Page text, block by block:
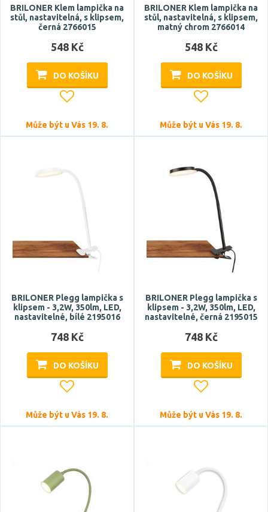
Výška
BRILONER Klem lampička na
stůl, nastavitelná, s klipsem,
černá 2766015
548 Kč
DO KOŠÍKU
Může být u Vás 19. 8.
BRILONER Klem lampička na
stůl, nastavitelná, s klipsem,
matný chrom 2766014
548 Kč
DO KOŠÍKU
Může být u Vás 19. 8.
BRILONER Plegg lampička s
klipsem - 3,2W, 350lm, LED,
nastavitelné, bílé 2195016
748 Kč
DO KOŠÍKU
Může být u Vás 19. 8.
BRILONER Plegg lampička s
klipsem - 3,2W, 350lm, LED,
nastavitelné, černá 2195015
748 Kč
DO KOŠÍKU
Může být u Vás 19. 8.